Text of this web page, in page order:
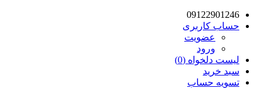
09122901246
حساب کاربری
عضویت
ورود
لیست دلخواه (0)
سبد خرید
تسویه حساب